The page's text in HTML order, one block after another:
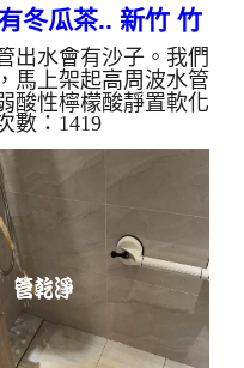
冬瓜茶.. 新竹 竹
水管清洗
出水會有沙子。我們
馬上架起高周波水管
酸性檸檬酸靜置軟化
料想，螺旋波模式一
出髒水，一下就變成
就是長年累積在管壁
過兩個小時的奮鬥，
，出水量也變大了。
期「大掃除」？ 管
難以清除，不同的水
「色彩反應」： 咖
： 常見於自來水管
（氧化錳）： 抽取地
黑色管垢。 ...
數：1419